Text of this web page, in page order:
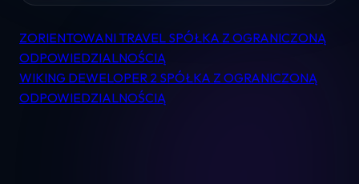
Pomoc
Kontakt
Nawigacja
wpisu
ZORIENTOWANI TRAVEL SPÓŁKA Z OGRANICZONĄ
ODPOWIEDZIALNOŚCIĄ
WIKING DEWELOPER 2 SPÓŁKA Z OGRANICZONĄ
ODPOWIEDZIALNOŚCIĄ